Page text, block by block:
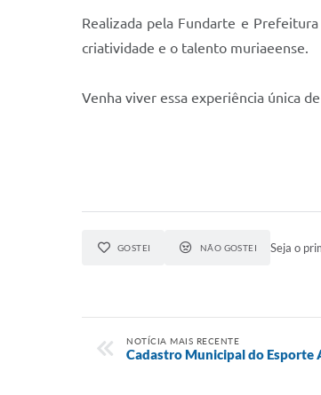
Realizada pela Fundarte e
criatividade e o talento muriaeense.
Venha viver essa experiência única
GOSTEI NÃO GOSTEI Seja o
NOTÍCIA MAIS RECENTE
Cadastro Municipal do Esporte